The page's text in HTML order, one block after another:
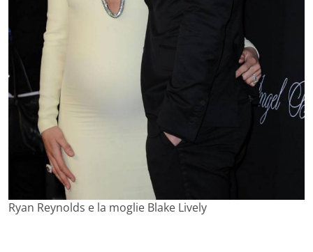
Ryan Reynolds e la moglie Blake Lively